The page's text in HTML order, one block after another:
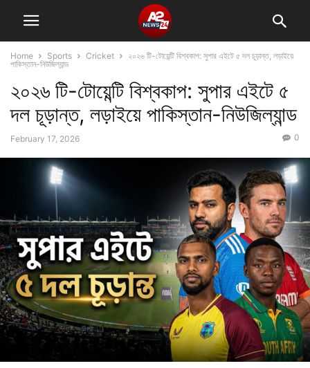
Home Sports Cricket
২০২৬ টি-টোয়েন্টি বিশ্বকাপ: সুপার এইটে ৫ দল চূড়ান্ত, লড়াইয়ে
পাকিস্তান-নিউজিল্যান্ড
২০২৬ টি-টোয়েন্টি বিশ্বকাপ: সুপার এইটে ৫
দল চূড়ান্ত, লড়াইয়ে পাকিস্তান-নিউজিল্যান্ড
February 17, 2026 0